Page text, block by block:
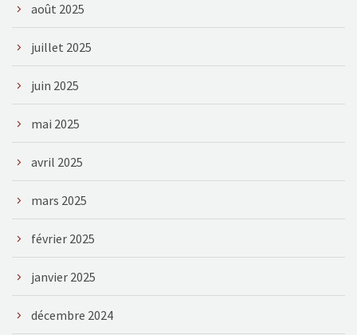
août 2025
juillet 2025
juin 2025
mai 2025
avril 2025
mars 2025
février 2025
janvier 2025
décembre 2024